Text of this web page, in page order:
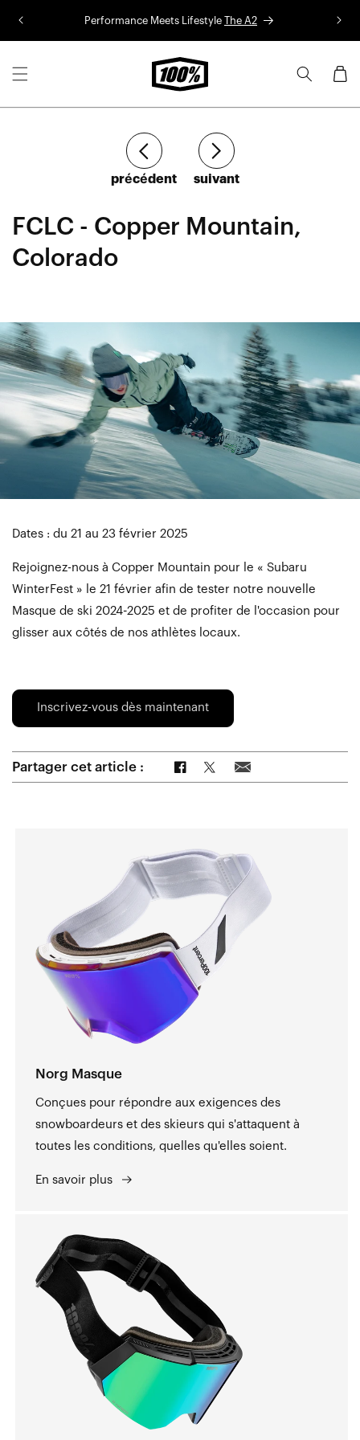
Performance Meets Lifestyle The A2
Panier
FCLC - Copper Mountain,
Colorado
Article
précédent Article
suivant
Dates : du 21 au 23 février 2025
Rejoignez-nous à Copper Mountain pour le « Subaru
WinterFest » le 21 février afin de tester notre nouvelle
Masque de ski 2024-2025 et de profiter de l'occasion pour
glisser aux côtés de nos athlètes locaux.
Inscrivez-vous dès maintenant
Partager cet article : Partager sur Facebook
Partager sur TwitterPartager par e-mail
Norg Masque
Conçues pour répondre aux exigences des
snowboardeurs et des skieurs qui s'attaquent à
toutes les conditions, quelles qu'elles soient.
En savoir plus